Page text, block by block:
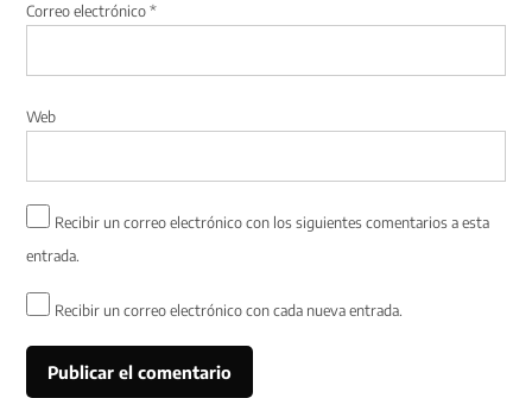
Correo electrónico*
Web
Recibir un correo electrónico con los siguientes comentarios a esta
entrada.
Recibir un correo electrónico con cada nueva entrada.